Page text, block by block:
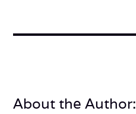
About the Author: